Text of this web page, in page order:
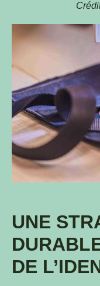
UNE
DE